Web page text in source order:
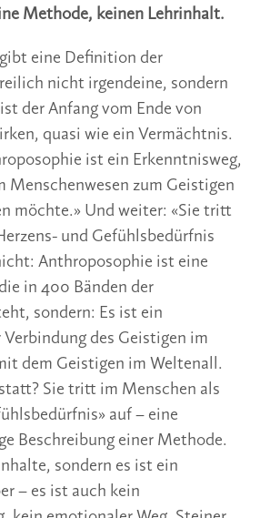
Methode, keinen Lehrinhalt.
eine Definition der
nicht irgendeine, sondern
der Anfang vom Ende von
quasi wie ein Vermächtnis.
ist ein Erkenntnisweg,
Menschenwesen zum Geistigen
möchte.» Und weiter: «Sie tritt
und Gefühlsbedürfnis
Anthroposophie ist eine
in 400 Bänden der
sondern: Es ist ein
des Geistigen im
dem Geistigen im Weltenall.
Sie tritt im Menschen als
auf – eine
Beschreibung einer Methode.
sondern es ist ein
– es ist auch kein